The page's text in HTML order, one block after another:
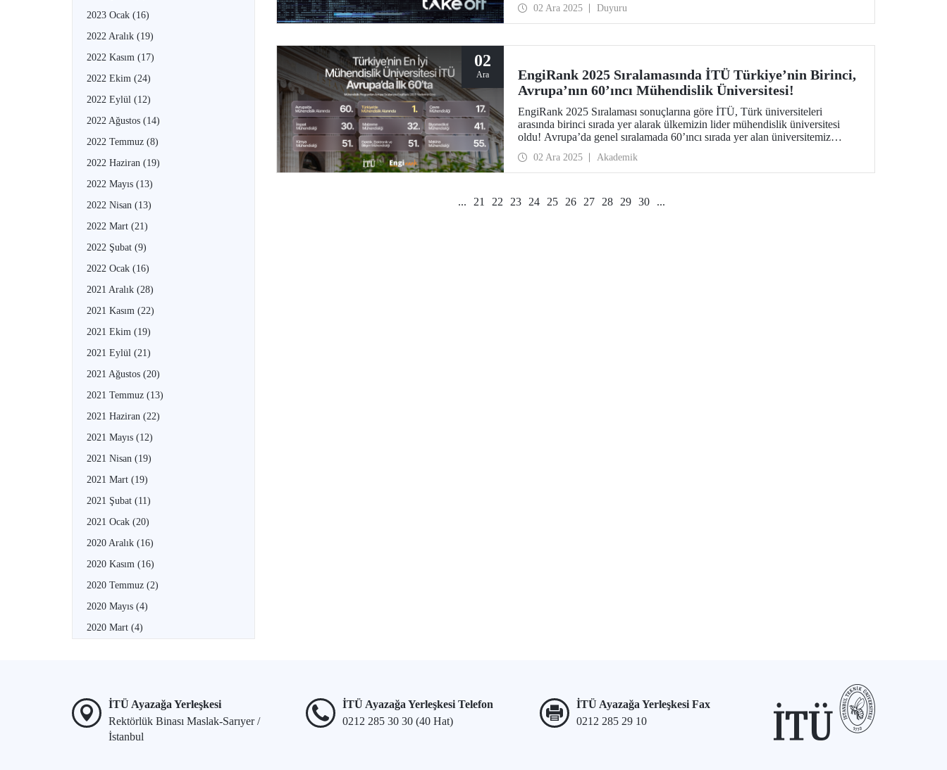
2023 Ocak (16)
2022 Aralık (19)
2022 Kasım (17)
2022 Ekim (24)
2022 Eylül (12)
2022 Ağustos (14)
2022 Temmuz (8)
2022 Haziran (19)
2022 Mayıs (13)
2022 Nisan (13)
2022 Mart (21)
2022 Şubat (9)
2022 Ocak (16)
2021 Aralık (28)
2021 Kasım (22)
2021 Ekim (19)
2021 Eylül (21)
2021 Ağustos (20)
2021 Temmuz (13)
2021 Haziran (22)
2021 Mayıs (12)
2021 Nisan (19)
2021 Mart (19)
2021 Şubat (11)
2021 Ocak (20)
2020 Aralık (16)
2020 Kasım (16)
2020 Temmuz (2)
2020 Mayıs (4)
2020 Mart (4)
02 Ara 2025 Duyuru
02
Ara
EngiRank 2025 Sıralamasında İTÜ Türkiye’nin Birinci,
Avrupa’nın 60’ıncı Mühendislik Üniversitesi!
EngiRank 2025 Sıralaması sonuçlarına göre İTÜ, Türk üniversiteleri
arasında birinci sırada yer alarak ülkemizin lider mühendislik üniversitesi
oldu! Avrupa’da genel sıralamada 60’ıncı sırada yer alan üniversitemiz
02 Ara 2025 Akademik
... 21 22 23 24 25 26 27 28 29 30 ...
İTÜ Ayazağa Yerleşkesi
Rektörlük Binası Maslak-Sarıyer /
İstanbul
İTÜ Ayazağa Yerleşkesi Telefon
0212 285 30 30 (40 Hat)
İTÜ Ayazağa Yerleşkesi Fax
0212 285 29 10